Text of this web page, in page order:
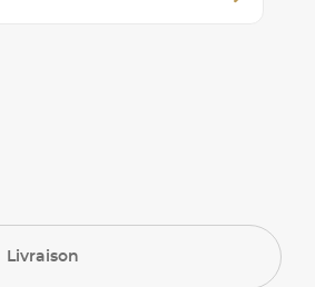
Livraison